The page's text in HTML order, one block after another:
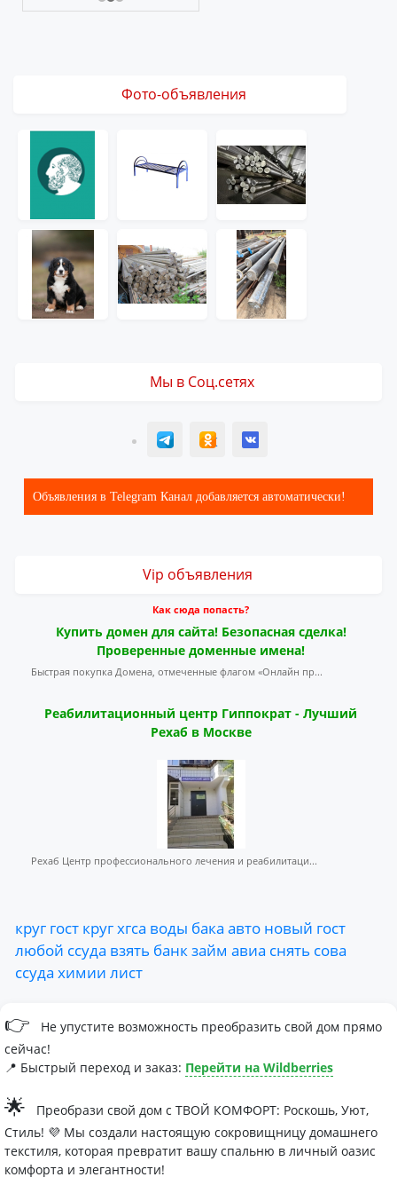
Фото-объявления
Мы в Соц.сетях
T ОК ВК
Объявления в Telegram Канал добавляется автоматически!
Vip объявления
Как сюда попасть?
Купить домен для сайта! Безопасная сделка!
Проверенные доменные имена!
Быстрая покупка Домена, отмеченные флагом «Онлайн пр...
Реабилитационный центр Гиппократ - Лучший
Рехаб в Москве
Рехаб Центр профессионального лечения и реабилитаци...
круг гост кругхгса воды бака авто новый гост
любой ссуда взять банкзайм авиа снять сова
ссуда химии лист
👉
Не упустите возможность преобразить свой дом прямо
сейчас!
📍 Быстрый переход и заказ: Перейти на Wildberries
🌟
Преобрази свой дом с ТВОЙ КОМФОРТ: Роскошь, Уют,
Стиль! 💜 Мы создали настоящую сокровищницу домашнего
текстиля, которая превратит вашу спальню в личный оазис
комфорта и элегантности!